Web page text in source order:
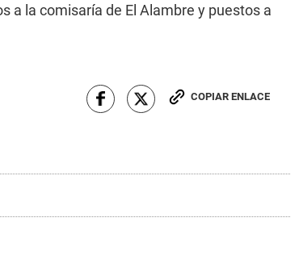
a la comisaría de El Alambre y puestos a
COPIAR ENLACE